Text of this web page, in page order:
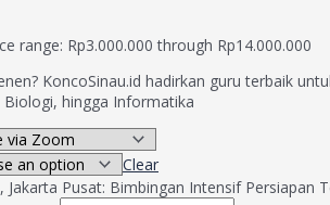
range: Rp3.000.000 through Rp14.000.000
KoncoSinau.id hadirkan guru terbaik
hingga Informatika
Clear
Jakarta Pusat: Bimbingan Intensif Persiapan